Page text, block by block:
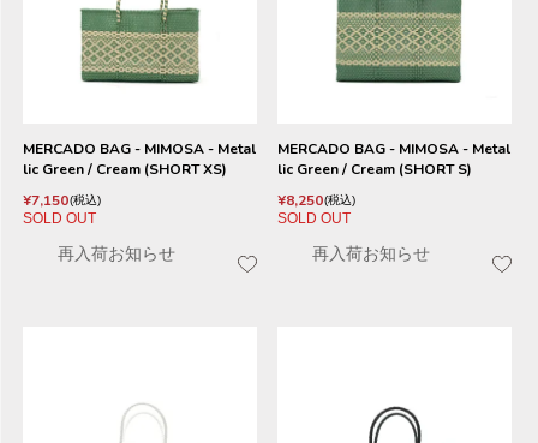
MERCADO BAG - MIMOSA - Metal
lic Green / Cream (SHORT XS)
¥7,150 税込
SOLD OUT
再入荷お知らせ
MERCADO BAG - MIMOSA - Metal
lic Green / Cream (SHORT S)
¥8,250 税込
SOLD OUT
再入荷お知らせ